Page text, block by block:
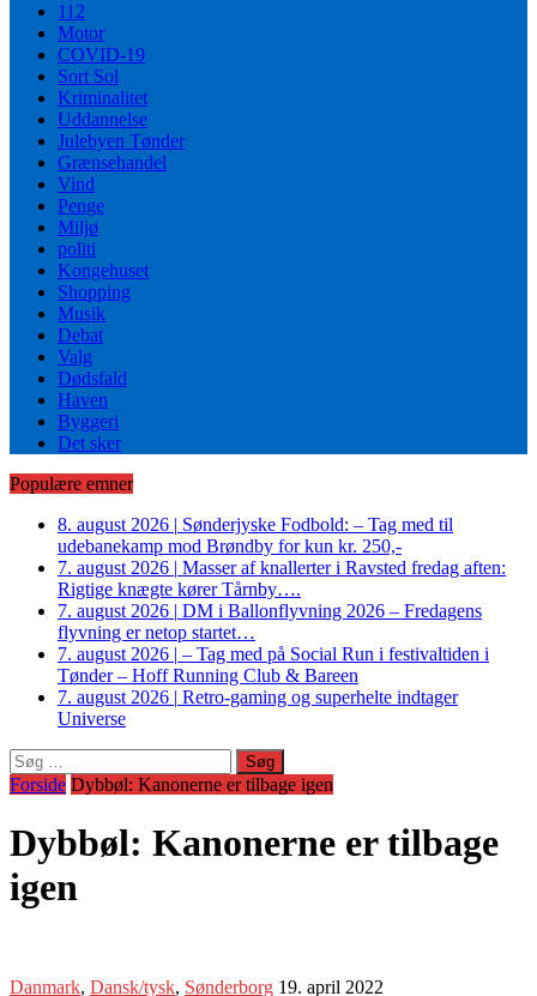
112
Motor
COVID-19
Sort Sol
Kriminalitet
Uddannelse
Julebyen Tønder
Grænsehandel
Vind
Penge
Miljø
politi
Kongehuset
Shopping
Musik
Debat
Valg
Dødsfald
Haven
Byggeri
Det sker
Populære emner
8. august 2026 | Sønderjyske Fodbold: – Tag med til
udebanekamp mod Brøndby for kun kr. 250,-
7. august 2026 | Masser af knallerter i Ravsted fredag aften:
Rigtige knægte kører Tårnby….
7. august 2026 | DM i Ballonflyvning 2026 – Fredagens
flyvning er netop startet…
7. august 2026 | – Tag med på Social Run i festivaltiden i
Tønder – Hoff Running Club & Bareen
7. august 2026 | Retro-gaming og superhelte indtager
Universe
Søg
efter:
Forside Dybbøl: Kanonerne er tilbage igen
Dybbøl: Kanonerne er tilbage
igen
Danmark, Dansk/tysk, Sønderborg 19. april 2022